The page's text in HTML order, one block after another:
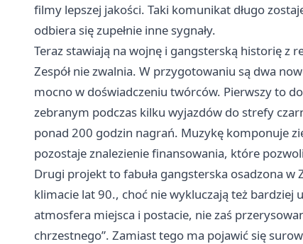
filmy lepszej jakości. Taki komunikat długo
odbiera się zupełnie inne sygnały.
Teraz stawiają na wojnę i gangsterską historię z
Zespół nie zwalnia. W przygotowaniu są dwa
mocno w doświadczeniu twórców. Pierwszy to
zebranym podczas kilku wyjazdów do strefy
ponad 200 godzin nagrań. Muzykę komponuje
pozostaje znalezienie finansowania, które
Drugi projekt to fabuła gangsterska osadzona
klimacie lat 90., choć nie wykluczają też bardziej
atmosfera miejsca i postacie, nie zaś
chrzestnego”. Zamiast tego ma pojawić się